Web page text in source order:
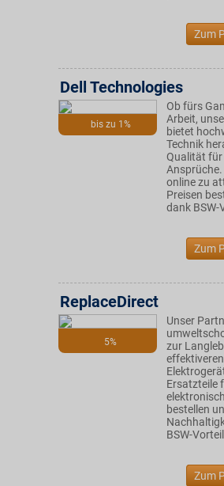
Zum
bis zu 1%
Dell Technologies
Ob fürs
Arbeit,
bietet
Technik
Qualität für
online zu
Preisen
dank BSW-
Zum
5%
ReplaceDirect
Unser
zur
Ersatzteile
bestellen
BSW-
Zum